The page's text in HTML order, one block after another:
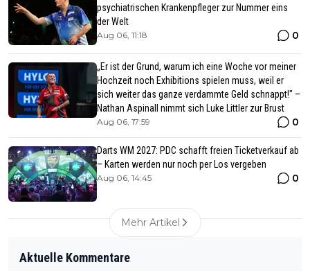
psychiatrischen Krankenpfleger zur Nummer eins
der Welt
Aug 06, 11:18 0
„Er ist der Grund, warum ich eine Woche vor meiner
Hochzeit noch Exhibitions spielen muss, weil er
sich weiter das ganze verdammte Geld schnappt!" –
Nathan Aspinall nimmt sich Luke Littler zur Brust
Aug 06, 17:59 0
Darts WM 2027: PDC schafft freien Ticketverkauf ab
– Karten werden nur noch per Los vergeben
Aug 06, 14:45 0
Mehr Artikel
Aktuelle Kommentare